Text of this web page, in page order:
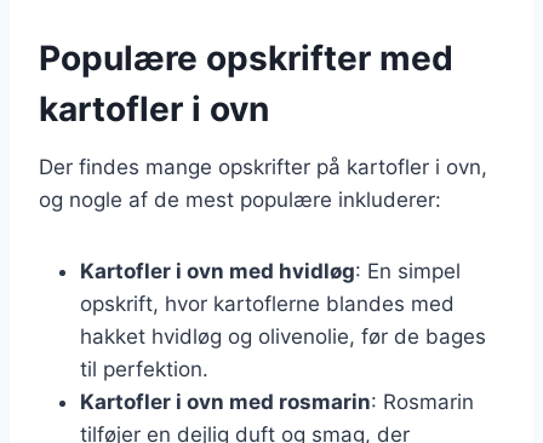
Populære opskrifter med
kartofler i ovn
Der findes mange opskrifter på kartofler i ovn,
og nogle af de mest populære inkluderer:
Kartofler i ovn med hvidløg: En simpel
opskrift, hvor kartoflerne blandes med
hakket hvidløg og olivenolie, før de bages
til perfektion.
Kartofler i ovn med rosmarin: Rosmarin
tilføjer en dejlig duft og smag, der